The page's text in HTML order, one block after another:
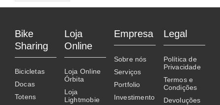
Bike
Sharing
Bicicletas
Docas
Totens
Loja
Online
Loja Online
Órbita
Loja
Lightmobie
Empresa
Sobre nós
Serviços
Portfolio
Investimento
Legal
Política de
Privacidade
Termos e
Condições
Devoluções